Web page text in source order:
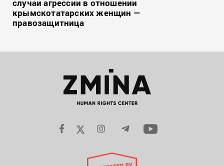
случаи агрессии в отношении
крымскотатарских женщин —
правозащитница